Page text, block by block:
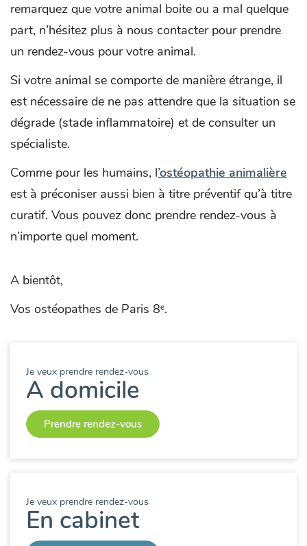
remarquez que votre animal boite ou a mal quelque
part, n’hésitez plus à nous contacter pour prendre
un rendez-vous pour votre animal.
Si votre animal se comporte de manière étrange, il
est nécessaire de ne pas attendre que la situation se
dégrade (stade inflammatoire) et de consulter un
spécialiste.
Comme pour les humains, l’ostéopathie animalière
est à préconiser aussi bien à titre préventif qu’à titre
curatif. Vous pouvez donc prendre rendez-vous à
n’importe quel moment.
A bientôt,
Vos ostéopathes de Paris 8e.
Je veux prendre rendez-vous
A domicile
Prendre rendez-vous
Je veux prendre rendez-vous
En cabinet